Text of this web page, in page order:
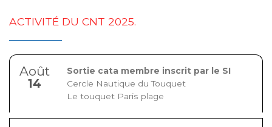
ACTIVITÉ DU CNT 2025.
Août
14
Sortie cata membre inscrit par le SI
Cercle Nautique du Touquet
Le touquet Paris plage